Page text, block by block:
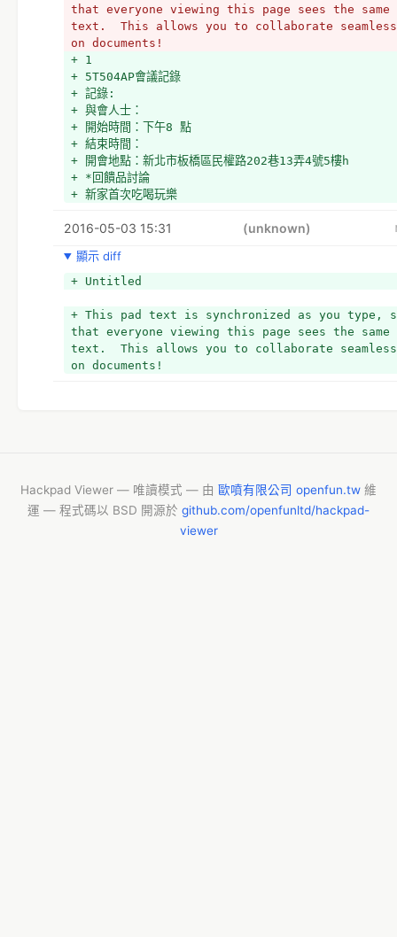
that everyone viewing this page sees the same
text.  This allows you to collaborate
on documents!
+ 1
+ 5T504AP會議記錄
+ 記錄:
+ 與會人士：
+ 開始時間：下午8 點
+ 結束時間：
+ 開會地點：新北市板橋區民權路202巷13弄4號5樓h
+ *回饋品討論
+ 新家首次吃喝玩樂
2016-05-03 15:31 (unknown)
顯示 diff
+ Untitled
+ This pad text is synchronized as you type,
that everyone viewing this page sees the same
text.  This allows you to collaborate
on documents!
Hackpad Viewer — 唯讀模式 — 由 歐噴有限公司 openfun.tw 維
運 — 程式碼以 BSD 開源於 github.com/openfunltd/hackpad-
viewer